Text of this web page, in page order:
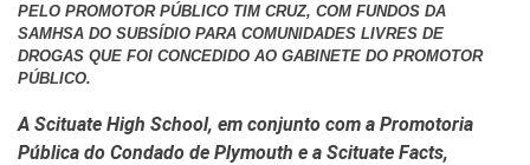
PELO PROMOTOR PÚBLICO TIM CRUZ, COM FUNDOS DA
SAMHSA DO SUBSÍDIO PARA COMUNIDADES LIVRES DE
DROGAS QUE FOI CONCEDIDO AO GABINETE DO PROMOTOR
PÚBLICO.
A Scituate High School, em conjunto com a Promotoria
Pública do Condado de Plymouth e a Scituate Facts,